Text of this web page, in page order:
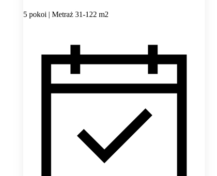
5 pokoi | Metraż 31-122 m2